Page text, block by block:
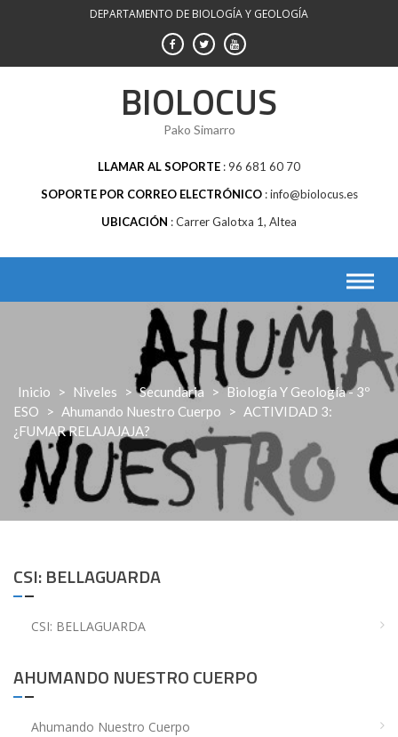
DEPARTAMENTO DE BIOLOGÍA Y GEOLOGÍA
BIOLOCUS
Pako Simarro
LLAMAR AL SOPORTE 96 681 60 70
SOPORTE POR CORREO ELECTRÓNICO info@biolocus.es
UBICACIÓN
Carrer Galotxa 1, Altea
Inicio > Niveles > Secundaria > Biología Y Geología - 3º
ESO
> Ahumando Nuestro Cuerpo > ACTIVIDAD 3:
¿FUMAR RELAJAJAJA?
CSI: BELLAGUARDA
CSI: BELLAGUARDA
AHUMANDO NUESTRO CUERPO
Ahumando Nuestro Cuerpo